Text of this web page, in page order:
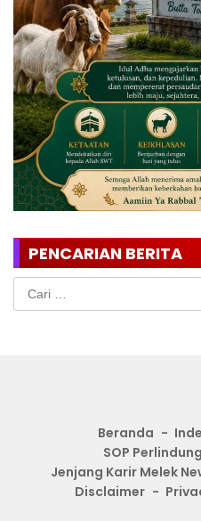
PENCARIAN BERITA
Cari
untuk:
Beranda
SOP
Jenjang Karir Melek
Disclaimer